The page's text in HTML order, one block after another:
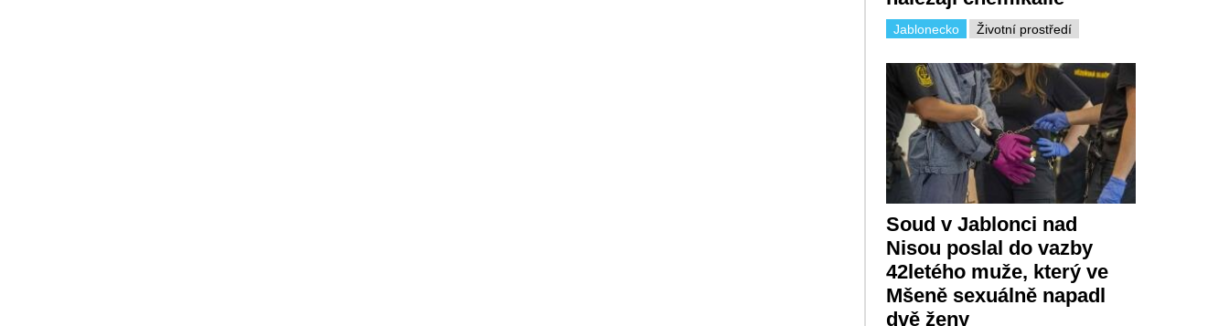
Jablonecko Životní prostředí
Soud v Jablonci nad
Nisou poslal do vazby
42letého muže, který ve
Mšeně sexuálně napadl
dvě ženy